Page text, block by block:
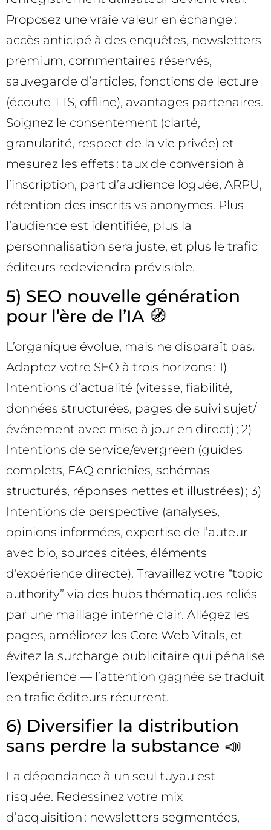
Proposez une vraie valeur en échange :
accès anticipé à des enquêtes, newsletters
premium, commentaires réservés,
sauvegarde d’articles, fonctions de lecture
(écoute TTS, offline), avantages partenaires.
Soignez le consentement (clarté,
granularité, respect de la vie privée) et
mesurez les effets : taux de conversion à
l’inscription, part d’audience loguée, ARPU,
rétention des inscrits vs anonymes. Plus
l’audience est identifiée, plus la
personnalisation sera juste, et plus le trafic
éditeurs redeviendra prévisible.
5) SEO nouvelle génération
pour l’ère de l’IA 🧭
L’organique évolue, mais ne disparaît pas.
Adaptez votre SEO à trois horizons : 1)
Intentions d’actualité (vitesse, fiabilité,
données structurées, pages de suivi sujet/
événement avec mise à jour en direct) ; 2)
Intentions de service/evergreen (guides
complets, FAQ enrichies, schémas
structurés, réponses nettes et illustrées) ; 3)
Intentions de perspective (analyses,
opinions informées, expertise de l’auteur
avec bio, sources citées, éléments
d’expérience directe). Travaillez votre “topic
authority” via des hubs thématiques reliés
par une maillage interne clair. Allégez les
pages, améliorez les Core Web Vitals, et
évitez la surcharge publicitaire qui pénalise
l’expérience — l’attention gagnée se traduit
en trafic éditeurs récurrent.
6) Diversifier la distribution
sans perdre la substance 📣
La dépendance à un seul tuyau est
risquée. Redessinez votre mix
d’acquisition : newsletters segmentées,